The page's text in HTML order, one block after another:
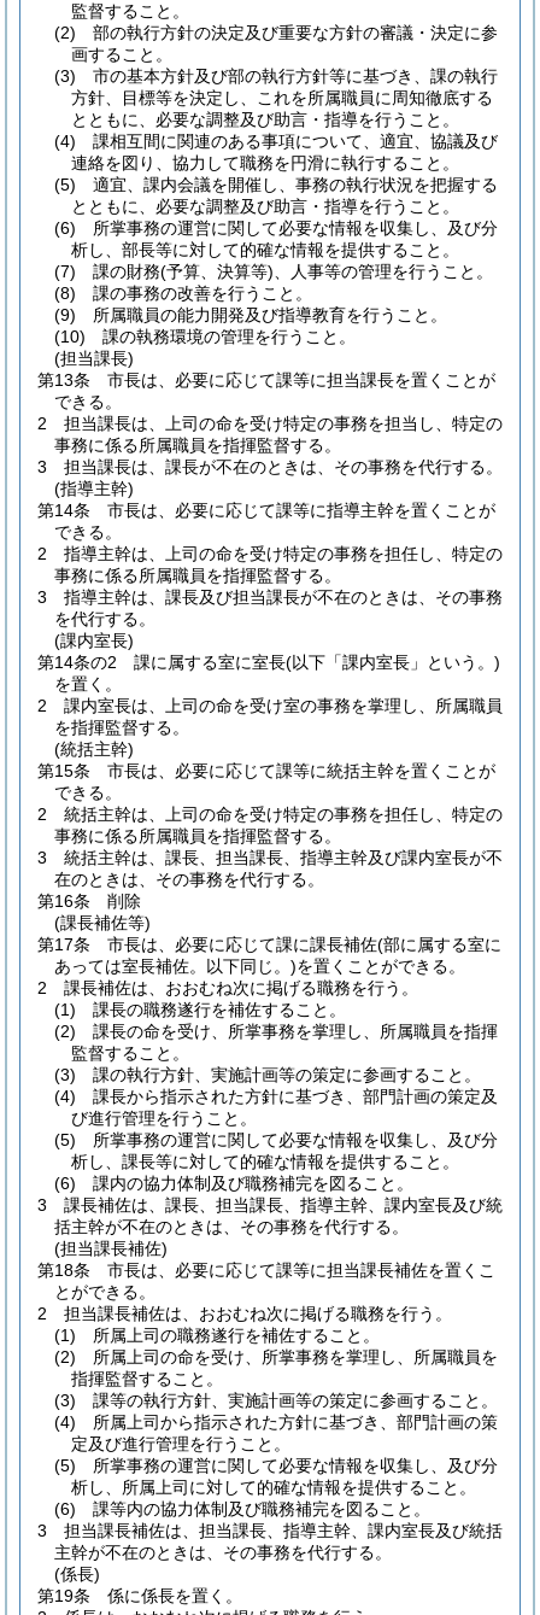
監督すること。
(2)
部の執行方針の決定及び重要な方針の審議・決定に参
画すること。
(3)
市の基本方針及び部の執行方針等に基づき、課の執行
方針、目標等を決定し、これを所属職員に周知徹底する
とともに、必要な調整及び助言・指導を行うこと。
(4)
課相互間に関連のある事項について、適宜、協議及び
連絡を図り、協力して職務を円滑に執行すること。
(5)
適宜、課内会議を開催し、事務の執行状況を把握する
とともに、必要な調整及び助言・指導を行うこと。
(6)
所掌事務の運営に関して必要な情報を収集し、及び分
析し、部長等に対して的確な情報を提供すること。
(7)
課の財務(予算、決算等) 、人事等の管理を行うこと。
(8)
課の事務の改善を行うこと。
(9)
所属職員の能力開発及び指導教育を行うこと。
(10)
課の執務環境の管理を行うこと。
(担当課長)
第13条
市長は、必要に応じて課等に担当課長を置くことが
できる。
2
担当課長は、上司の命を受け特定の事務を担当し、特定の
事務に係る所属職員を指揮監督する。
3
担当課長は、課長が不在のときは、その事務を代行する。
(指導主幹)
第14条
市長は、必要に応じて課等に指導主幹を置くことが
できる。
2
指導主幹は、上司の命を受け特定の事務を担任し、特定の
事務に係る所属職員を指揮監督する。
3
指導主幹は、課長及び担当課長が不在のときは、その事務
を代行する。
(課内室長)
第14条の2
課に属する室に室長(以下「課内室長」という。)
を置く。
2
課内室長は、上司の命を受け室の事務を掌理し、所属職員
を指揮監督する。
(統括主幹)
第15条
市長は、必要に応じて課等に統括主幹を置くことが
できる。
2
統括主幹は、上司の命を受け特定の事務を担任し、特定の
事務に係る所属職員を指揮監督する。
3
統括主幹は、課長、担当課長、指導主幹及び課内室長が不
在のときは、その事務を代行する。
第16条
削除
(課長補佐等)
第17条
市長は、必要に応じて課に課長補佐(部に属する室に
あっては室長補佐。以下同じ。)を置くことができる。
2
課長補佐は、おおむね次に掲げる職務を行う。
(1)
課長の職務遂行を補佐すること。
(2)
課長の命を受け、所掌事務を掌理し、所属職員を指揮
監督すること。
(3)
課の執行方針、実施計画等の策定に参画すること。
(4)
課長から指示された方針に基づき、部門計画の策定及
び進行管理を行うこと。
(5)
所掌事務の運営に関して必要な情報を収集し、及び分
析し、課長等に対して的確な情報を提供すること。
(6)
課内の協力体制及び職務補完を図ること。
3
課長補佐は、課長、担当課長、指導主幹、課内室長及び統
括主幹が不在のときは、その事務を代行する。
(担当課長補佐)
第18条
市長は、必要に応じて課等に担当課長補佐を置くこ
とができる。
2
担当課長補佐は、おおむね次に掲げる職務を行う。
(1)
所属上司の職務遂行を補佐すること。
(2)
所属上司の命を受け、所掌事務を掌理し、所属職員を
指揮監督すること。
(3)
課等の執行方針、実施計画等の策定に参画すること。
(4)
所属上司から指示された方針に基づき、部門計画の策
定及び進行管理を行うこと。
(5)
所掌事務の運営に関して必要な情報を収集し、及び分
析し、所属上司に対して的確な情報を提供すること。
(6)
課等内の協力体制及び職務補完を図ること。
3
担当課長補佐は、担当課長、指導主幹、課内室長及び統括
主幹が不在のときは、その事務を代行する。
(係長)
第19条
係に係長を置く。